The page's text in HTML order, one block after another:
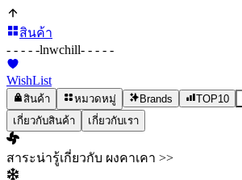
สินค้า
- - - - -lnwchill- - - - -
WishList
สินค้า หมวดหมู่ Brands TOP10
เกี่ยวกับสินค้า
เกี่ยวกับเรา
สาระน่ารู้เกี่ยวกับ ผงคาเคา >>